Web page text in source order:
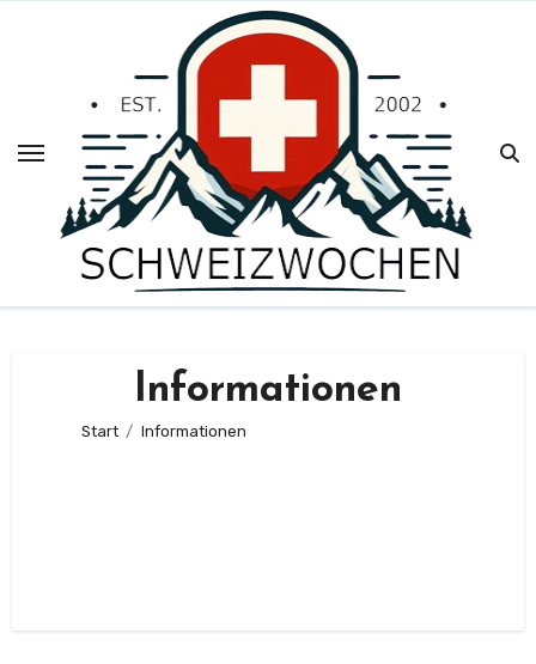
Informationen
Start Informationen